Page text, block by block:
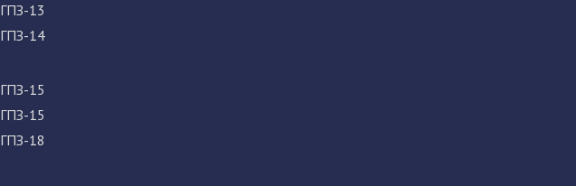
ГПЗ-13
ГПЗ-14
ГПЗ-15
ГПЗ-15
ГПЗ-18